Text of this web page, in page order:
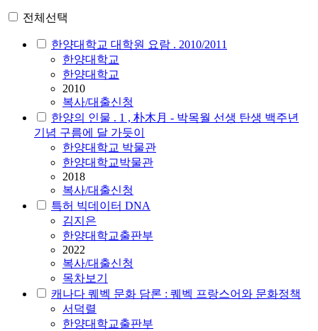
전체선택
한양대학교 대학원 요람 . 2010/2011
한양대학교
한양대학교
2010
복사/대출신청
한양의 인물 . 1 , 朴木月 - 박목월 선생 탄생 백주년
기념 구름에 달 가듯이
한양대학교 박물관
한양대학교박물관
2018
복사/대출신청
특허 빅데이터 DNA
김지은
한양대학교출판부
2022
복사/대출신청
목차보기
캐나다 퀘벡 문화 담론 : 퀘벡 프랑스어와 문화정책
서덕렬
한양대학교출판부